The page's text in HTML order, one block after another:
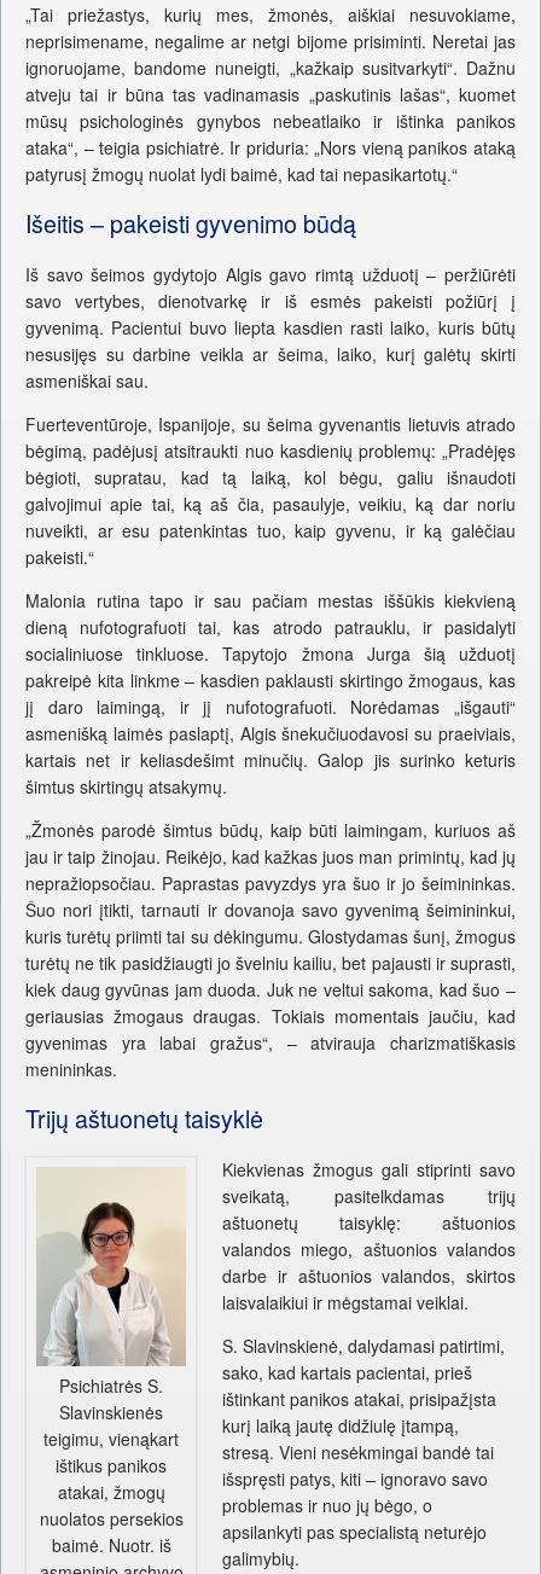
„Tai priežastys, kurių mes, žmonės, aiškiai nesuvokiame,
neprisimename, negalime ar netgi bijome prisiminti. Neretai jas
ignoruojame, bandome nuneigti, „kažkaip susitvarkyti“. Dažnu
atveju tai ir būna tas vadinamasis „paskutinis lašas“, kuomet
mūsų psichologinės gynybos nebeatlaiko ir ištinka panikos
ataka“, – teigia psichiatrė. Ir priduria: „Nors vieną panikos ataką
patyrusį žmogų nuolat lydi baimė, kad tai nepasikartotų.“
Išeitis – pakeisti gyvenimo būdą
Iš savo šeimos gydytojo Algis gavo rimtą užduotį – peržiūrėti
savo vertybes, dienotvarkę ir iš esmės pakeisti požiūrį į
gyvenimą. Pacientui buvo liepta kasdien rasti laiko, kuris būtų
nesusijęs su darbine veikla ar šeima, laiko, kurį galėtų skirti
asmeniškai sau.
Fuerteventūroje, Ispanijoje, su šeima gyvenantis lietuvis atrado
bėgimą, padėjusį atsitraukti nuo kasdienių problemų: „Pradėjęs
bėgioti, supratau, kad tą laiką, kol bėgu, galiu išnaudoti
galvojimui apie tai, ką aš čia, pasaulyje, veikiu, ką dar noriu
nuveikti, ar esu patenkintas tuo, kaip gyvenu, ir ką galėčiau
pakeisti.“
Malonia rutina tapo ir sau pačiam mestas iššūkis kiekvieną
dieną nufotografuoti tai, kas atrodo patrauklu, ir pasidalyti
socialiniuose tinkluose. Tapytojo žmona Jurga šią užduotį
pakreipė kita linkme – kasdien paklausti skirtingo žmogaus, kas
jį daro laimingą, ir jį nufotografuoti. Norėdamas „išgauti“
asmenišką laimės paslaptį, Algis šnekučiuodavosi su praeiviais,
kartais net ir keliasdešimt minučių. Galop jis surinko keturis
šimtus skirtingų atsakymų.
„Žmonės parodė šimtus būdų, kaip būti laimingam, kuriuos aš
jau ir taip žinojau. Reikėjo, kad kažkas juos man primintų, kad jų
nepražiopsočiau. Paprastas pavyzdys yra šuo ir jo šeimininkas.
Šuo nori įtikti, tarnauti ir dovanoja savo gyvenimą šeimininkui,
kuris turėtų priimti tai su dėkingumu. Glostydamas šunį, žmogus
turėtų ne tik pasidžiaugti jo švelniu kailiu, bet pajausti ir suprasti,
kiek daug gyvūnas jam duoda. Juk ne veltui sakoma, kad šuo –
geriausias žmogaus draugas. Tokiais momentais jaučiu, kad
gyvenimas yra labai gražus“, – atvirauja charizmatiškasis
menininkas.
Trijų aštuonetų taisyklė
Psichiatrės S.
Slavinskienės
teigimu, vienąkart
ištikus panikos
atakai, žmogų
nuolatos persekios
baimė. Nuotr. iš
Kiekvienas žmogus gali stiprinti savo
sveikatą, pasitelkdamas trijų
aštuonetų taisyklę: aštuonios
valandos miego, aštuonios valandos
darbe ir aštuonios valandos, skirtos
laisvalaikiui ir mėgstamai veiklai.
S. Slavinskienė, dalydamasi patirtimi,
sako, kad kartais pacientai, prieš
ištinkant panikos atakai, prisipažįsta
kurį laiką jautę didžiulę įtampą,
stresą. Vieni nesėkmingai bandė tai
išspręsti patys, kiti – ignoravo savo
problemas ir nuo jų bėgo, o
apsilankyti pas specialistą neturėjo
galimybių.